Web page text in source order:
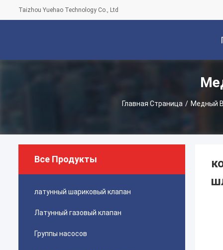
Taizhou Yuehao Technology Co., Ltd
Главная Страница / Медный
Все Продукты
латунный шариковый клапан
Латунный газовый клапан
Группы насосов